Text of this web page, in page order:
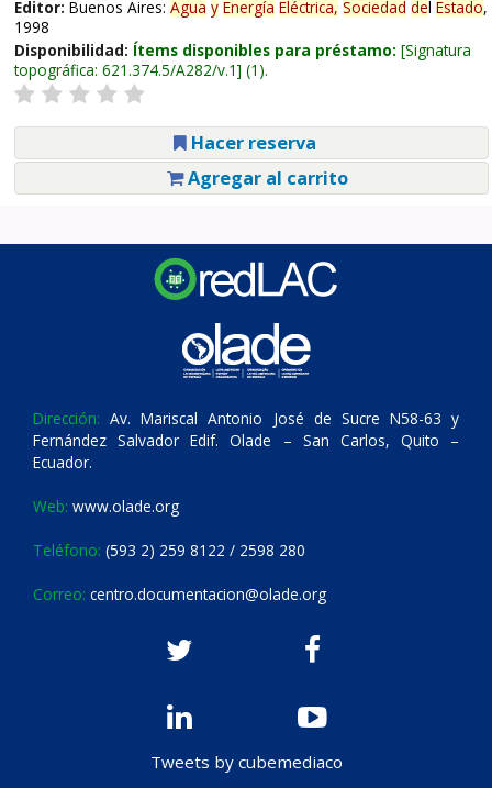
Editor: Buenos Aires: Agua y Energía Eléctrica, Sociedad del Estado,
1998
Disponibilidad: Ítems disponibles para préstamo: Signatura
topográfica: 621.374.5/A282/v.1 (1).
Hacer reserva
Agregar al carrito
Dirección: Av. Mariscal Antonio José de Sucre N58-63 y
Fernández Salvador Edif. Olade – San Carlos, Quito –
Ecuador.
Web: www.olade.org
Teléfono: (593 2) 259 8122 / 2598 280
Correo: centro.documentacion@olade.org
Tweets by cubemediaco